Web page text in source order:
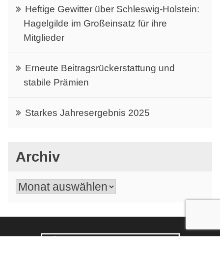
Heftige Gewitter über Schleswig-Holstein:
Hagelgilde im Großeinsatz für ihre
Mitglieder
Erneute Beitragsrückerstattung und
stabile Prämien
Starkes Jahresergebnis 2025
Archiv
Archiv